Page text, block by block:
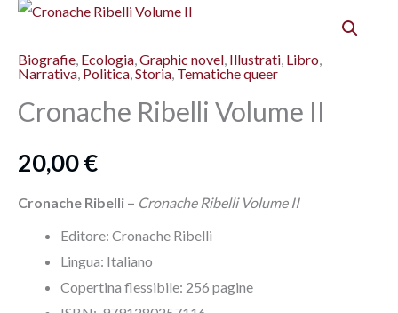
Biografie Ecologia Graphic novel Illustrati Libro
Narrativa Politica Storia Tematiche queer
Cronache Ribelli Volume II
20,00€
Cronache Ribelli – Cronache Ribelli Volume II
Editore: Cronache Ribelli
Lingua:‎ Italiano
Copertina flessibile: 256 pagine
Cronache
Volume
quantità